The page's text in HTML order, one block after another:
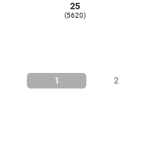
25
(5620)
1 2